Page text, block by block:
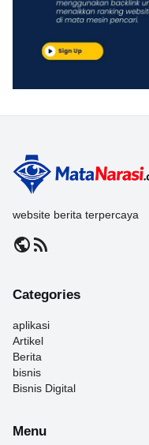
website berita terpercaya
publicrss_feed
Categories
aplikasi
Artikel
Berita
bisnis
Bisnis Digital
Menu